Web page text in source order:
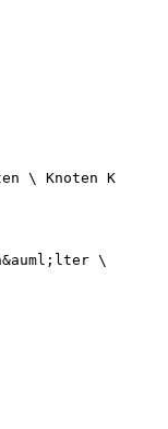
\ Knoten K
\